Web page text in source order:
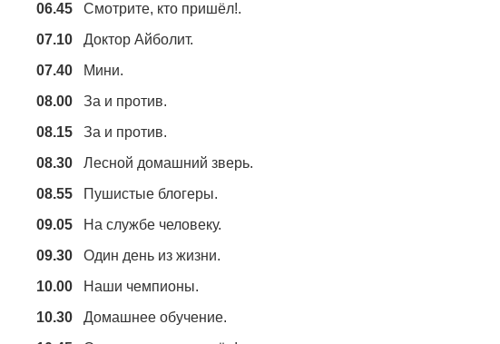
06.45 Смотрите, кто пришёл!.
07.10 Доктор Айболит.
07.40 Мини.
08.00 За и против.
08.15 За и против.
08.30 Лесной домашний зверь.
08.55 Пушистые блогеры.
09.05 На службе человеку.
09.30 Один день из жизни.
10.00 Наши чемпионы.
10.30 Домашнее обучение.